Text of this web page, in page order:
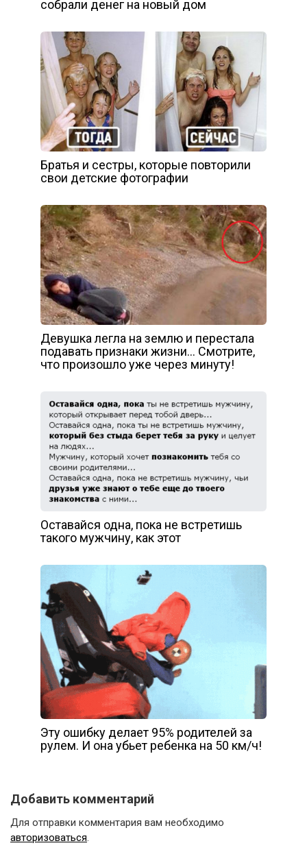
собрали денег на новый дом
Братья и сестры, которые повторили
свои детские фотографии
Девушка легла на землю и перестала
подавать признаки жизни… Смотрите,
что произошло уже через минуту!
Оставайся одна, пока не встретишь
такого мужчину, как этот
Эту ошибку делает 95% родителей за
рулем. И она убьет ребенка на 50 км/ч!
Добавить комментарий
Для отправки комментария вам необходимо
авторизоваться.